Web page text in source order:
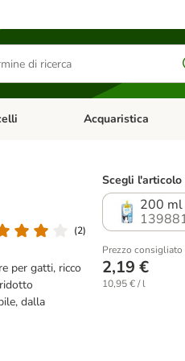
Categoria: Piccoli animali
Apri Menu Categoria:
Acquaristica
(2)
per gatti, ricco
dalla
Scegli
200 ml
Prezzo consigliato
2,19 €
10,95 € / l